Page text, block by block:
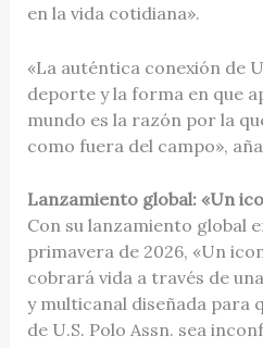
en la vida cotidiana».
«La auténtica conexión de
deporte y la forma en que
mundo es la razón por la
como fuera del campo»,
Lanzamiento global: «Un
Con su lanzamiento global
primavera de 2026, «Un
cobrará vida a través de
y multicanal diseñada para
de U.S. Polo Assn. sea